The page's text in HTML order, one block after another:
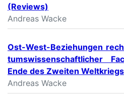
(Reviews)
Andreas Wacke
Ost-West-Beziehungen
tumswissenschaftlicher
Ende des Zweiten Weltkriegs
Andreas Wacke